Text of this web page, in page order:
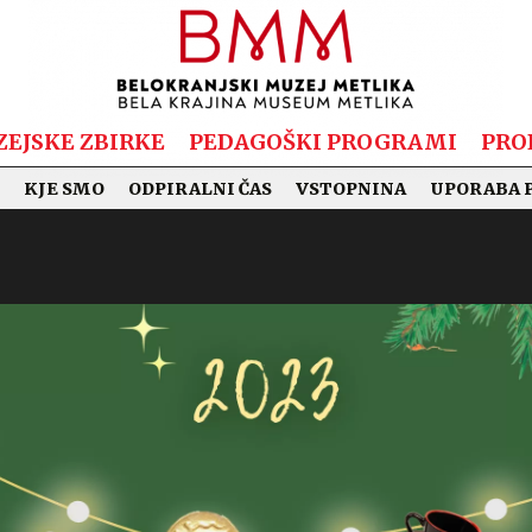
ZBIRKE PEDAGOŠKI PROGRAMI
KJE SMO ODPIRALNI ČAS VSTOPNINA UPORABA